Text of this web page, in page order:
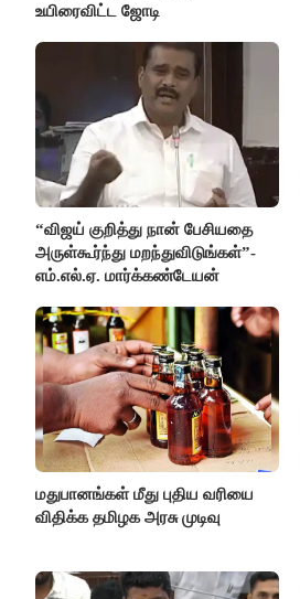
உயிரைவிட்ட ஜோடி
“விஜய் குறித்து நான் பேசியதை
அருள்கூர்ந்து மறந்துவிடுங்கள்”-
எம்.எல்.ஏ. மார்க்கண்டேயன்
மதுபானங்கள் மீது புதிய வரியை
விதிக்க தமிழக அரசு முடிவு